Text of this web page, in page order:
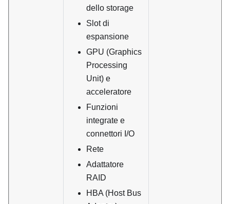
dello storage
Slot di
espansione
GPU (Graphics
Processing
Unit) e
acceleratore
Funzioni
integrate e
connettori I/O
Rete
Adattatore
RAID
HBA (Host Bus